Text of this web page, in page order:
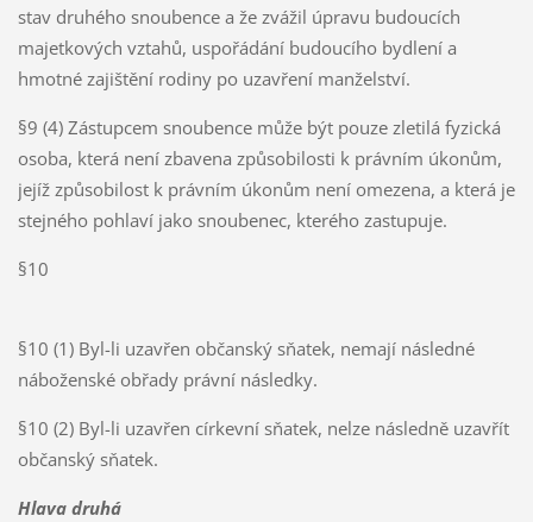
stav druhého snoubence a že zvážil úpravu budoucích
majetkových vztahů, uspořádání budoucího bydlení a
hmotné zajištění rodiny po uzavření manželství.
§9 (4) Zástupcem snoubence může být pouze zletilá fyzická
osoba, která není zbavena způsobilosti k právním úkonům,
jejíž způsobilost k právním úkonům není omezena, a která je
stejného pohlaví jako snoubenec, kterého zastupuje.
§10
§10 (1) Byl-li uzavřen občanský sňatek, nemají následné
náboženské obřady právní následky.
§10 (2) Byl-li uzavřen církevní sňatek, nelze následně uzavřít
občanský sňatek.
Hlava druhá